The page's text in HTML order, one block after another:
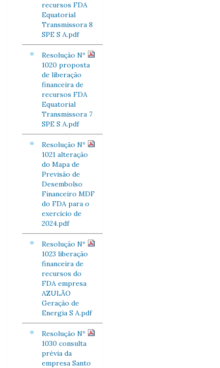
recursos FDA
Equatorial
Transmissora 8
SPE S A.pdf
Resolução Nº
1020 proposta
de liberação
financeira de
recursos FDA
Equatorial
Transmissora 7
SPE S A.pdf
Resolução Nº
1021 alteração
do Mapa de
Previsão de
Desembolso
Financeiro MDF
do FDA para o
exercício de
2024.pdf
Resolução Nº
1023 liberação
financeira de
recursos do
FDA empresa
AZULÃO
Geração de
Energia S A.pdf
Resolução Nº
1030 consulta
prévia da
empresa Santo